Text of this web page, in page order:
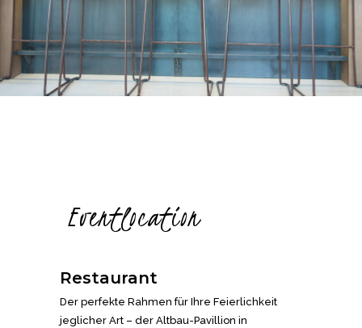
Eventlocation
Restaurant
Der perfekte Rahmen für Ihre Feierlichkeit
jeglicher Art – der Altbau-Pavillion in